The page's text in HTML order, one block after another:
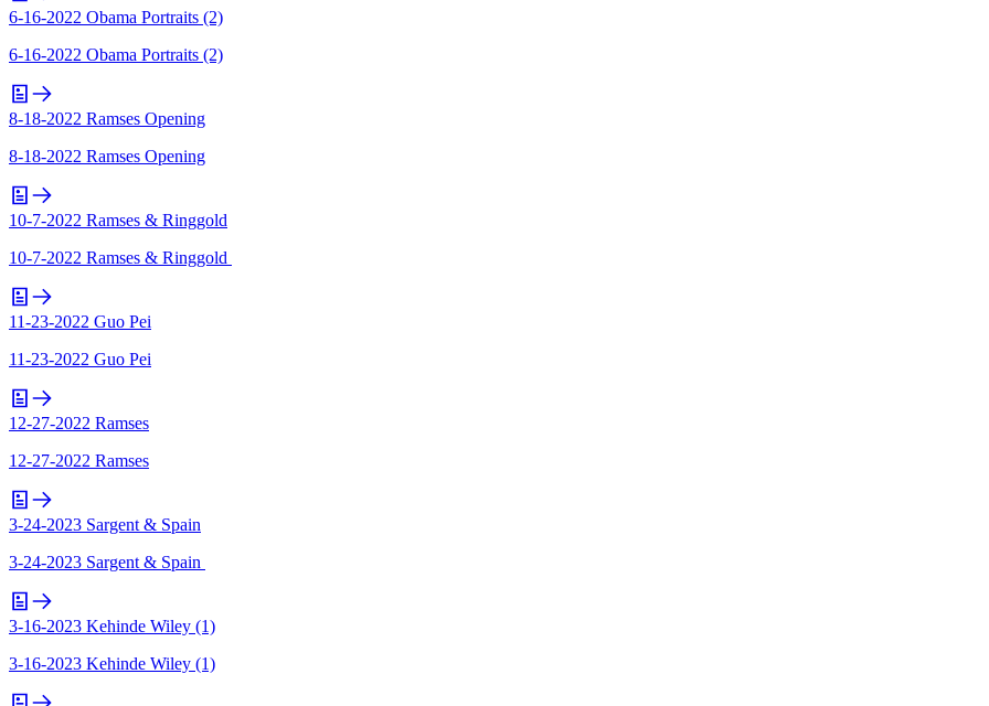
6-16-2022 Obama Portraits (2)
6-16-2022 Obama Portraits (2)
8-18-2022 Ramses Opening
8-18-2022 Ramses Opening
10-7-2022 Ramses & Ringgold
10-7-2022 Ramses & Ringgold
11-23-2022 Guo Pei
11-23-2022 Guo Pei
12-27-2022 Ramses
12-27-2022 Ramses
3-24-2023 Sargent & Spain
3-24-2023 Sargent & Spain
3-16-2023 Kehinde Wiley (1)
3-16-2023 Kehinde Wiley (1)